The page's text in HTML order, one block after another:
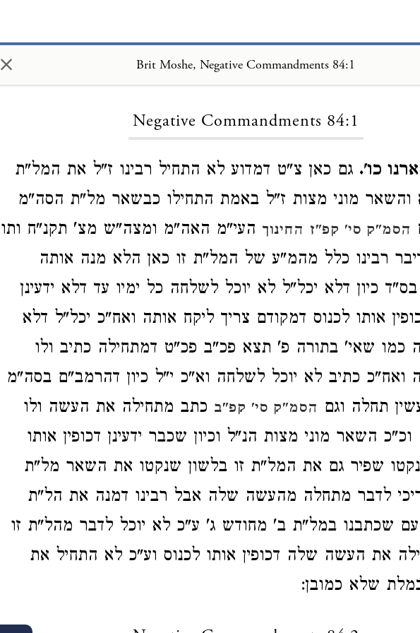
× Brit Moshe, Negative Commandments 84:1
Negative Commandments 84:1
כו'. גם כאן צ"ט דמדוע לא התחיל רבינו ז"ל את המל"ת
מוני מצות ז"ל באמת התחילו כבשאר מל"ת הסה"מ
הסמ"ק סי' קפ"ז החינוך העי"מ האה"מ ומצה"ש מצ' תקנ"ח ותו
רבינו כלל מהמ"ע של המל"ת זו כאן הלא מנה אותה
כיון דלא יכל"ל לא יוכל לשלחה כל ימיו עד דלא ידעינן
אותו לכנוס דמקודם צריך ליקח אותה ואח"כ יכל"ל דלא
כמו שאי' בתורה פ' תצא פכ"ב פכ"ט דמתחילה כתיב ולו
ואח"כ כתיב לא יוכל לשלחה וא"כ י"ל כיון דהרמב"ם בסה"מ
תחלה וגם הסמ"ק סי' קפ"ב כתב מתחילה את העשה ולו
השאר מוני מצות הנ"ל וכיון שכבר ידעינן דכופין אותו
שפיר גם את המל"ת זו בלשון שנקטו את השאר מל"ת
לדבר מתחלה מהעשה שלה אבל רבינו דמנה את הל"ת
שכתבנו במל"ת ב' מחודש ג' ע"כ לא יוכל לדבר מהל"ת זו
את העשה שלה דכופין אותו לכנוס וע"כ לא התחיל את
שלא כמובן: